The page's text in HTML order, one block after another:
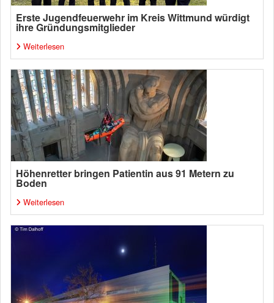
Erste Jugendfeuerwehr im Kreis Wittmund würdigt
ihre Gründungsmitglieder
Weiterlesen
Höhenretter bringen Patientin aus 91 Metern zu
Boden
Weiterlesen